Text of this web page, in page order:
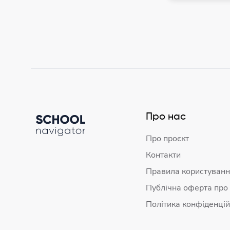
Про нас
Про проєкт
Контакти
Правила
Публічна оферта
Політика